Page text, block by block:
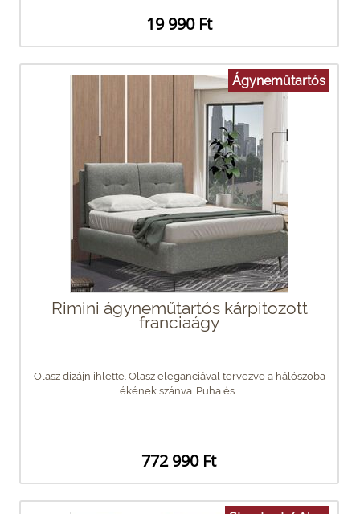
19 990 Ft
Ágyneműtartós
Rimini ágyneműtartós kárpitozott
franciaágy
Olasz dizájn ihlette. Olasz eleganciával tervezve a hálószoba
ékének szánva. Puha és...
772 990 Ft